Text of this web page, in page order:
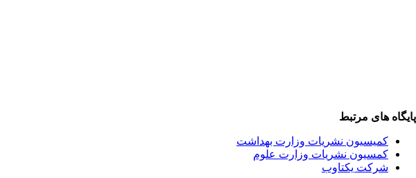
پایگاه های مرتبط
کمیسیون نشریات وزارت بهداشت
کمسیون نشریات وزارت علوم
شرکت یکتاوب